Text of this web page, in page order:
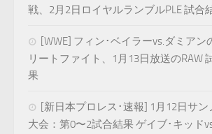
戦、2月2日ロイヤルランブルPLE 試合
[WWE] フィン･ベイラーvs.ダミアン
リートファイト、1月13日放送のRAW
果
[新日本プロレス･速報] 1月12日サン
大会：第0〜2試合結果 ゲイブ･キッド